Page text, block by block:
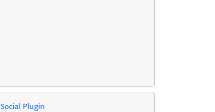
Social Plugin